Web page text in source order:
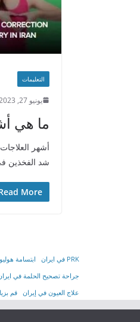
التعليمات
يونيو 27, 2023
ما هي
شد الفخذين
More
PRK في ايران ابتسامة
جراحة تصحيح الحلمة في
علاج العيون في إيران
قم